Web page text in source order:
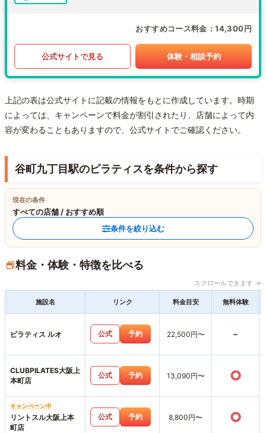
おすすめコース料金 14,300円
公式サイトで見る 体験・相談予約
上記の表は公式サイトに記載の情報をもとに作成しています。時期
によっては、キャンペーンで料金が割引されたり、店舗によって内
容が変わることもありますので、公式サイトでご確認ください。
谷町九丁目駅のピラティスを条件から探す
現在の条件
すべての店舗 / おすすめ順
条件を絞り込む
料金・体験・特徴を比べる
スクロールできます →
施設名 リンク 料金目安 無料体験
ピラティス ルオ 公式 予約 22,500円〜 -
CLUBPILATES大阪上
本町店
公式 予約 13,090円〜 ○
キャンペーン中
リントスル大阪上本
町店
公式 予約 8,800円〜 ○